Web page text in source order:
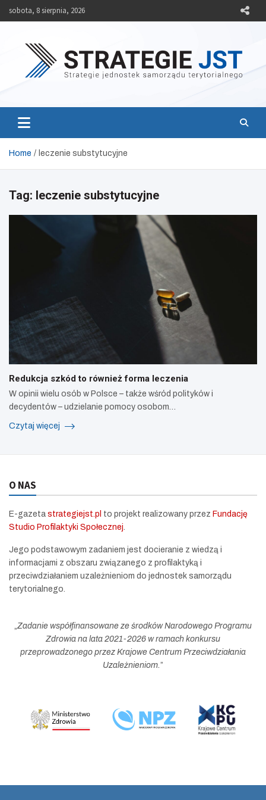
sobota, 8 sierpnia, 2026
Strategie JST
Home leczenie substytucyjne
Tag: leczenie substytucyjne
Redukcja szkód to również forma leczenia
W opinii wielu osób w Polsce – także wśród polityków i
decydentów – udzielanie pomocy osobom…
Czytaj więcej
O NAS
E-gazeta strategiejst.pl to projekt realizowany przez Fundację
Studio Profilaktyki Społecznej
Jego podstawowym zadaniem jest docieranie z wiedzą i
informacjami z obszaru związanego z profilaktyką i
przeciwdziałaniem uzależnieniom do jednostek samorządu
terytorialnego.
Zadanie współfinansowane ze środków Narodowego Programu
Zdrowia na lata 2021-2026 w ramach konkursu
przeprowadzonego przez Krajowe Centrum Przeciwdziałania
Uzależnieniom. ”